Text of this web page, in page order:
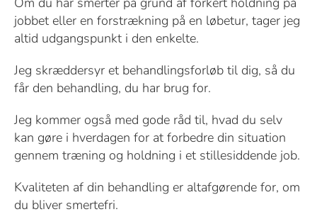
jobbet eller en forstrækning på en løbetur, tager jeg
altid udgangspunkt i den enkelte.
Jeg skræddersyr et behandlingsforløb til dig, så du
får den behandling, du har brug for.
Jeg kommer også med gode råd til, hvad du selv
kan gøre i hverdagen for at forbedre din situation
gennem træning og holdning i et stillesiddende job.
Kvaliteten af din behandling er altafgørende for, om
du bliver smertefri.